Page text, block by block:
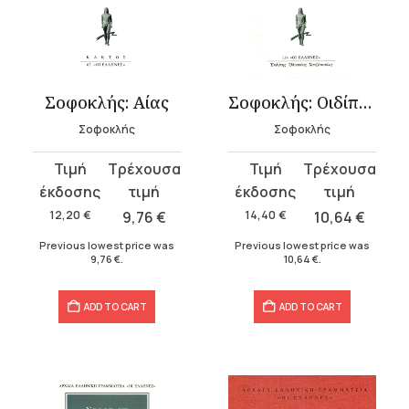
Σοφοκλής: Αίας
Σοφοκλής
12,20 €
Original
price
was:
9,76€
Current
price
Previous lowest price was
9,76 €
ADD TO CART
Σοφοκλής: Οιδίπους Τύραννος
Σοφοκλής
14,40 €
Original
price
was:
10,64€
Current
price
Previous lowest price was
10,64 €.
ADD TO CART